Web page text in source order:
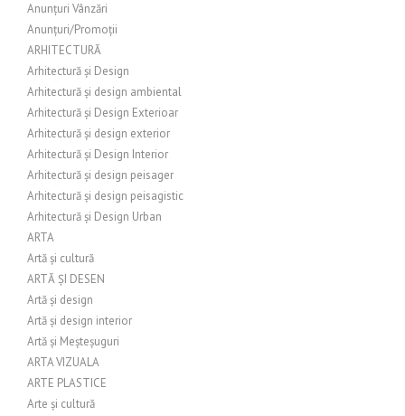
Anunțuri Vânzări
Anunțuri/Promoții
ARHITECTURĂ
Arhitectură și Design
Arhitectură și design ambiental
Arhitectură și Design Exterioar
Arhitectură și design exterior
Arhitectură și Design Interior
Arhitectură și design peisager
Arhitectură și design peisagistic
Arhitectură și Design Urban
ARTA
Artă și cultură
ARTĂ ȘI DESEN
Artă și design
Artă și design interior
Artă și Meșteșuguri
ARTA VIZUALA
ARTE PLASTICE
Arte și cultură